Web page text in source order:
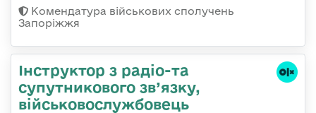
Комендатура військових сполучень
Запоріжжя
Інструктор з радіо-та
супутникового зв’язку,
військовослужбовець